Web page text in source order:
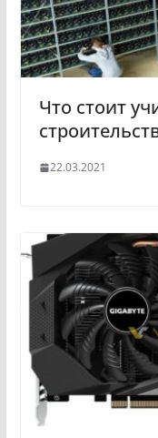
Что стоит
22.03.2021